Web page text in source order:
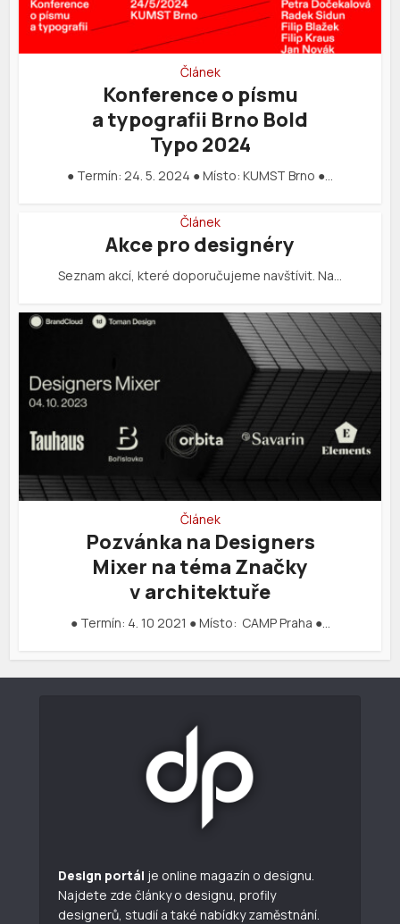
Článek
Konference o písmu
a typografii Brno Bold
Typo 2024
● Termín: 24. 5. 2024 ● Místo: KUMST Brno ●…
Článek
Akce pro designéry
Seznam akcí, které doporučujeme navštívit. Na…
Článek
Pozvánka na Designers
Mixer na téma Značky
v architektuře
● Termín: 4. 10 2021 ● Místo: CAMP Praha ●…
Design portál je online magazín o designu.
Najdete zde články o designu, profily
designerů, studií a také nabídky zaměstnání.